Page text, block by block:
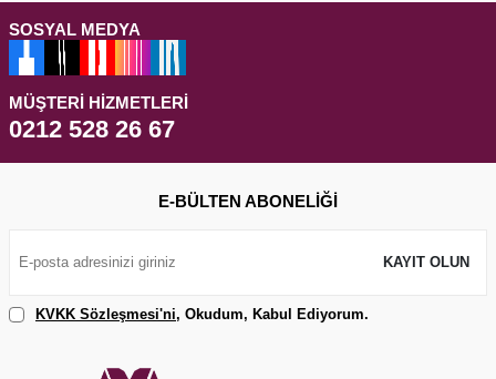
SOSYAL MEDYA
MÜŞTERI HIZMETLERI
0212 528 26 67
E-BÜLTEN ABONELIĞI
KAYIT OLUN
KVKK Sözleşmesi'ni, Okudum, Kabul Ediyorum.